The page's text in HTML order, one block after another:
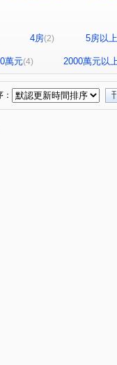
溫泉路(1) (1)
路一段(1) 黎明東街(1)
政和路(1) 自強路(1)
4房(2) 5房以上
萬元(4) 2000萬元以